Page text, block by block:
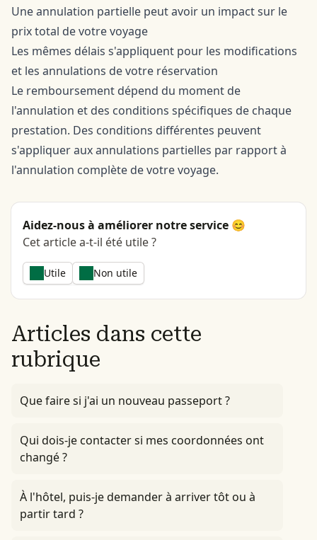
Une annulation partielle peut avoir un impact sur le
prix total de votre voyage
Les mêmes délais s'appliquent pour les modifications
et les annulations de votre réservation
Le remboursement dépend du moment de
l'annulation et des conditions spécifiques de chaque
prestation. Des conditions différentes peuvent
s'appliquer aux annulations partielles par rapport à
l'annulation complète de votre voyage.
Aidez-nous à améliorer notre service 😊
Cet article a-t-il été utile ?
Utile Non utile
Articles dans cette
rubrique
Que faire si j'ai un nouveau passeport ?
Qui dois-je contacter si mes coordonnées ont
changé ?
À l'hôtel, puis-je demander à arriver tôt ou à
partir tard ?